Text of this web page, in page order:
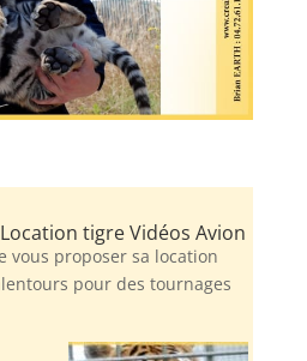
tigre Vidéos Avion
vous proposer sa location
pour des tournages